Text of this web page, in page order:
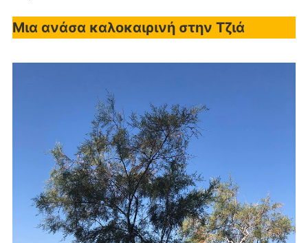
Μια ανάσα καλοκαιρινή στην Τζιά